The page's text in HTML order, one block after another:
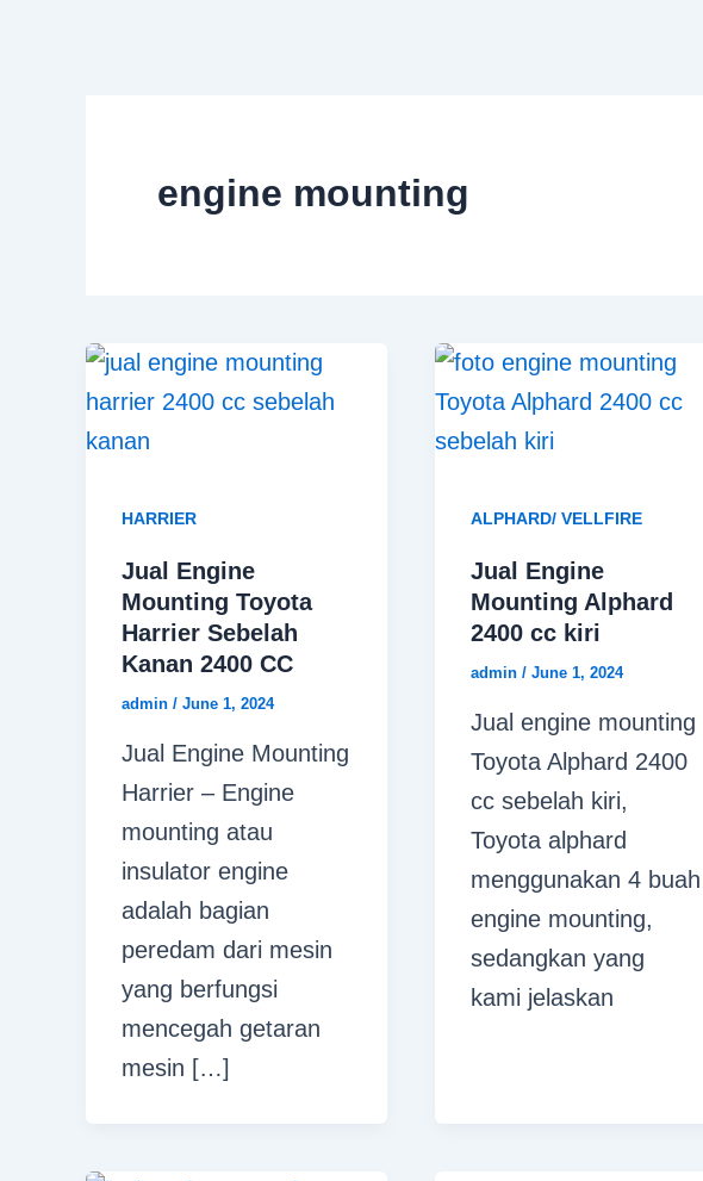
engine mounting
HARRIER
Jual Engine
Mounting Toyota
Harrier Sebelah
Kanan 2400 CC
admin / June 1, 2024
Jual Engine Mounting
Harrier – Engine
mounting atau
insulator engine
adalah bagian
peredam dari mesin
yang berfungsi
mencegah getaran
mesin […]
ALPHARD/ VELLFIRE
Jual Engine
Mounting Alphard
2400 cc kiri
admin/June 1, 2024
Jual engine mounting
Toyota Alphard 2400
cc sebelah kiri,
Toyota alphard
menggunakan 4 buah
engine mounting,
sedangkan yang
kami jelaskan